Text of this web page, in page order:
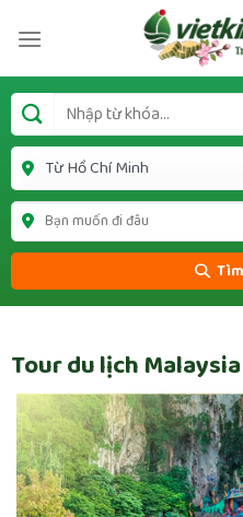
Tour du lịch